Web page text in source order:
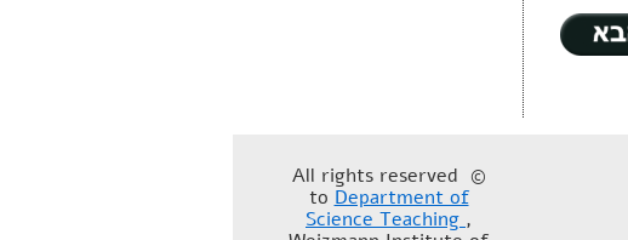
© All rights reserved
to Department of
Science Teaching ,